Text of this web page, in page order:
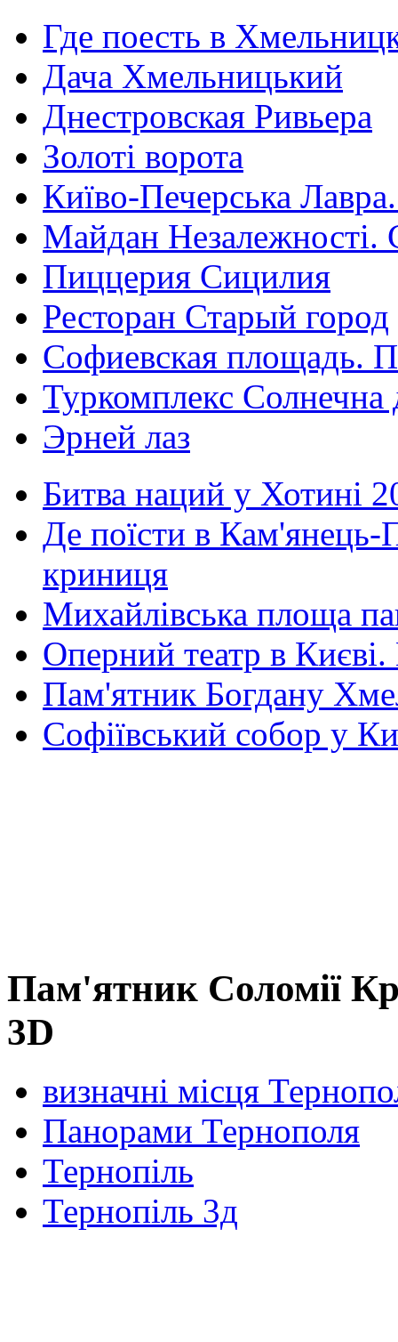
Где поесть в
Дача Хмельницький
Днестровская Ривьера
Золоті ворота
Київо-Печерська
Майдан Незалежності.
Пиццерия Сицилия
Ресторан Старый город
Софиевская площадь.
Туркомплекс Солнечна
Эрней лаз
Битва наций у Хотині
Де поїсти в Кам'янець-
криниця
Михайлівська площа
Оперний театр в
Пам'ятник Богдану
Софіївський собор у
Пам'ятник Соломії
3D
визначні місця
Панорами Тернополя
Тернопіль
Тернопіль 3д